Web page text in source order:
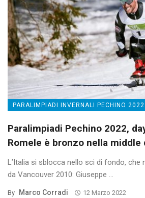
PARALIMPIADI INVERNALI PECHINO 2022
Paralimpiadi Pechino 2022,
Romele è bronzo nella middle
L’Italia si sblocca nello sci di fondo, che
da Vancouver 2010: Giuseppe ...
By Marco Corradi 12 Marzo 2022